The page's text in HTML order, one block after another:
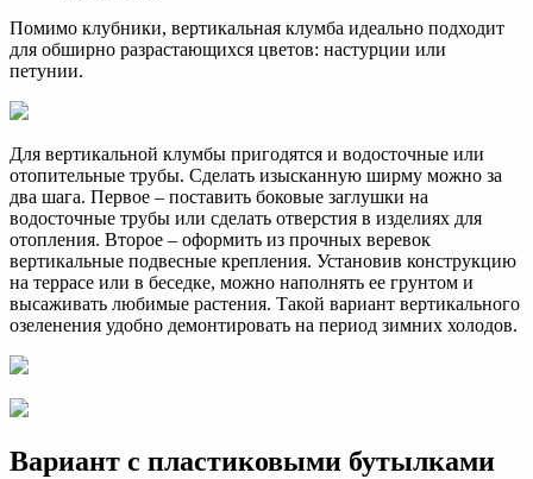
Помимо клубники, вертикальная клумба идеально подходит
для обширно разрастающихся цветов: настурции или
петунии.
Для вертикальной клумбы пригодятся и водосточные или
отопительные трубы. Сделать изысканную ширму можно за
два шага. Первое – поставить боковые заглушки на
водосточные трубы или сделать отверстия в изделиях для
отопления. Второе – оформить из прочных веревок
вертикальные подвесные крепления. Установив конструкцию
на террасе или в беседке, можно наполнять ее грунтом и
высаживать любимые растения. Такой вариант вертикального
озеленения удобно демонтировать на период зимних холодов.
Вариант с пластиковыми бутылками